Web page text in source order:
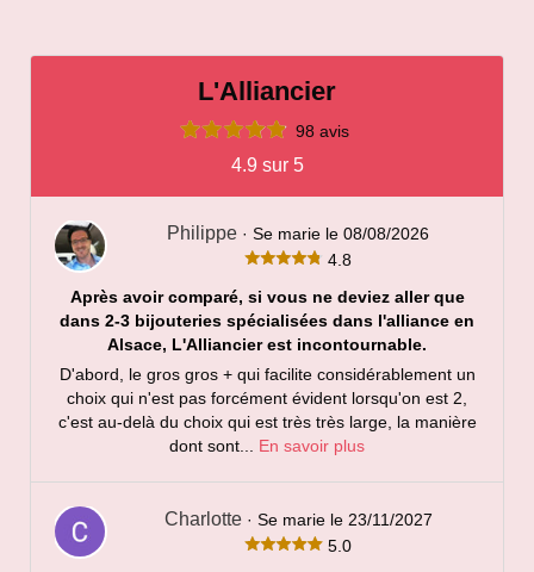
peuvent
page
du
produit
L'Alliancier
98 avis
4.9 sur 5
Philippe · Se marie le 08/08/2026
4.8
Après avoir comparé, si vous ne deviez aller que
dans 2-3 bijouteries spécialisées dans l'alliance en
Alsace, L'Alliancier est incontournable.
D'abord, le gros gros + qui facilite considérablement un
choix qui n'est pas forcément évident lorsqu'on est 2,
c'est au-delà du choix qui est très très large, la manière
dont sont... En savoir plus
Charlotte · Se marie le 23/11/2027
5.0